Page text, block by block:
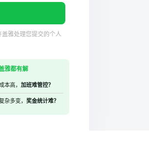
盖雅处理您提交的个人
雅都有解
本高，加班难管控？
杂多变，奖金统计难？
化，共建敏捷智能人力运
用工合规实务预警：分
2026-07-24
看到问题：CHO如何从
」数据里找人效黑洞？
2026-07-24
雅成功完成30万人规模